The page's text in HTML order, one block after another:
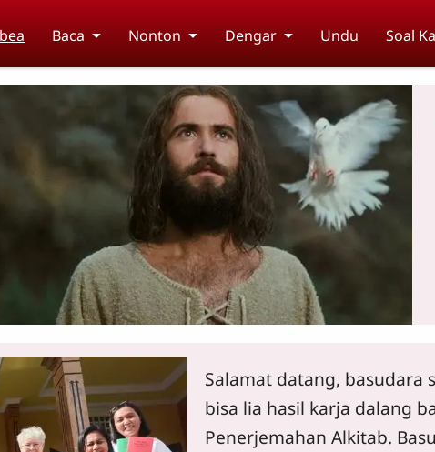
Baca Nonton Dengar Undu Soal
Salamat datang, basudara
bisa lia hasil karja dalang
Penerjemahan Alkitab.